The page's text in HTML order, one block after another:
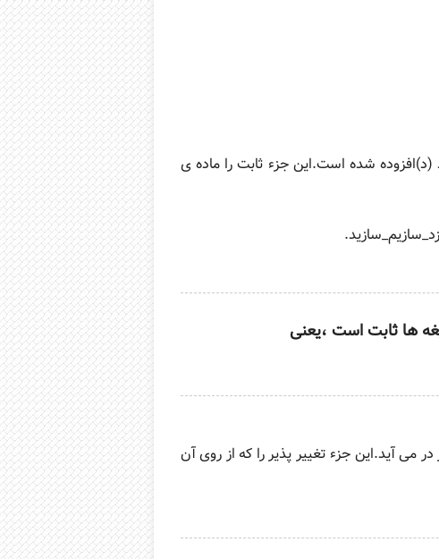
شده است.این جزء ثابت را ماده ی
ها ثابت است ،یعنی
آید.این جزء تغییر پذیر را که از روی آن